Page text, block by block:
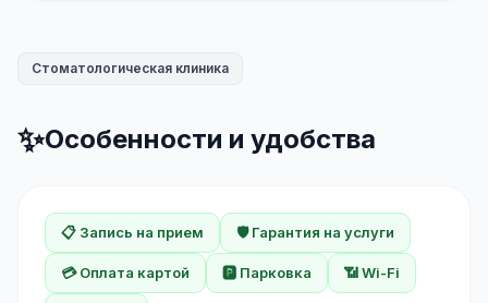
Стоматологическая клиника
✨Особенности и удобства
📋 Запись на прием 🛡️ Гарантия на услуги
💳 Оплата картой 🅿️ Парковка 📶 Wi-Fi